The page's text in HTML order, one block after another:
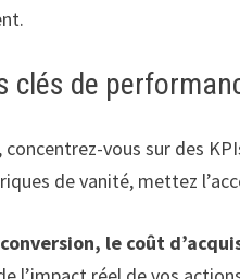
clés de
vous sur des
de vanité, mettez
le coût